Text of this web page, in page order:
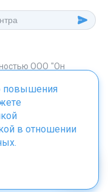
ООО "Он
статьей 1259 ГК. РФ.
повышения
в отношении
.